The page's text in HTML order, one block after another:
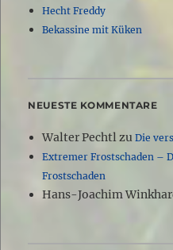
Hecht Freddy
Bekassine mit Küken
NEUESTE KOMMENTARE
Walter Pechtl zu Die
Extremer Frostschaden –
Frostschaden
Hans-Joachim